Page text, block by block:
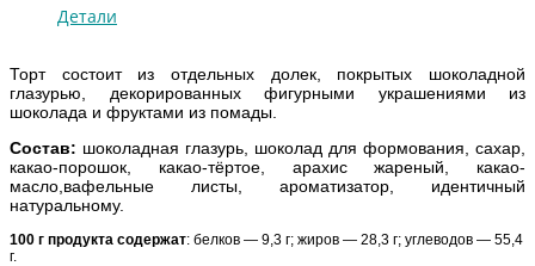
Детали
Торт состоит из отдельных долек, покрытых шоколадной
глазурью, декорированных фигурными украшениями из
шоколада и фруктами из помады.
Состав: шоколадная глазурь, шоколад для формования, сахар,
какао-порошок, какао-тёртое, арахис жареный, какао-
масло,вафельные листы, ароматизатор, идентичный
натуральному.
100 г продукта содержат: белков — 9,3 г; жиров — 28,3 г; углеводов — 55,4
г.